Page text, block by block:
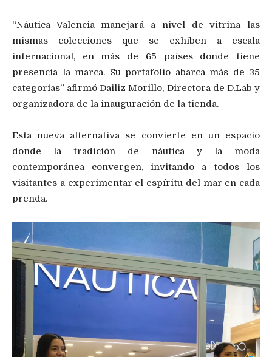
“Náutica Valencia manejará a nivel de vitrina las
mismas colecciones que se exhiben a escala
internacional, en más de 65 países donde tiene
presencia la marca. Su portafolio abarca más de 35
categorías” afirmó Dailiz Morillo, Directora de D.Lab y
organizadora de la inauguración de la tienda.
Esta nueva alternativa se convierte en un espacio
donde la tradición de náutica y la moda
contemporánea convergen, invitando a todos los
visitantes a experimentar el espíritu del mar en cada
prenda.